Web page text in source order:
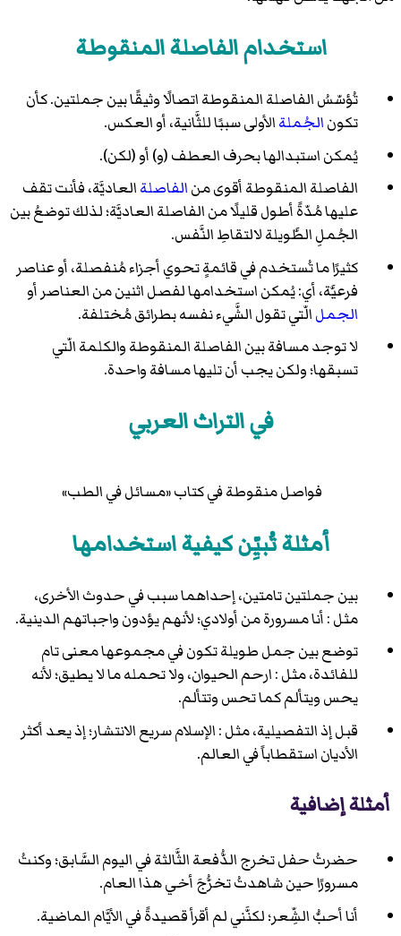
استخدام الفاصلة المنقوطة
تُؤسّسُ الفاصلة المنقوطة اتصالًا وثيقًا بين جملتين. كأن
تكونالجُملةالأولى سببًا للثَّانية، أو العكس.
يُمكن استبدالها بحرف العطف (و) أو (لكن).
الفاصلة المنقوطة أقوى منالفاصلةالعاديَّة، فأنت تقف
عليها مُدّةً أطول قليلًا من الفاصلة العاديَّة؛ لذلك توضعُ بين
الجُملِ الطَّويلة لالتقاطِ النَّفس.
كثيرًا ما تُستخدم في قائمةٍ تحوي أجزاء مُنفصلة، أو عناصر
فرعيَّة، أي: يُمكن استخدامها لفصل اثنين من العناصر أو
الجملالّتي تقول الشَّيء نفسه بطرائق مُختلفة.
لا توجد مسافة بين الفاصلة المنقوطة والكلمة الّتي
تسبقها؛ ولكن يجب أن تليها مسافة واحدة.
في التراث العربي
فواصل منقوطة في كتاب «مسائل في الطب»
أمثلة تُبيِّن كيفية استخدامها
بين جملتين تامتين، إحداهما سبب في حدوث الأخرى،
مثل : أنا مسرورة من أولادي؛ لأنهم يؤدون واجباتهم الدينية.
توضع بين جمل طويلة تكون في مجموعها معنى تام
للفائدة، مثل : ارحم الحيوان، ولا تحمله ما لا يطيق؛ لأنه
يحس ويتألم كما تحس وتتألم.
قبل إذ التفصيلية، مثل : الإسلام سريع الانتشار؛ إذ يعد أكثر
الأديان استقطاباً في العالم.
أمثلة إضافية
حضرتُ حفل تخرج الدُّفعة الثَّالثة في اليوم السَّابق؛ وكنتُ
مسرورًا حين شاهدتُ تخرُّجَ أخي هذا العام.
أنا أحبُّ الشِّعر؛ لكنَّني لم أقرأ قصيدةً في الأيَّام الماضية.